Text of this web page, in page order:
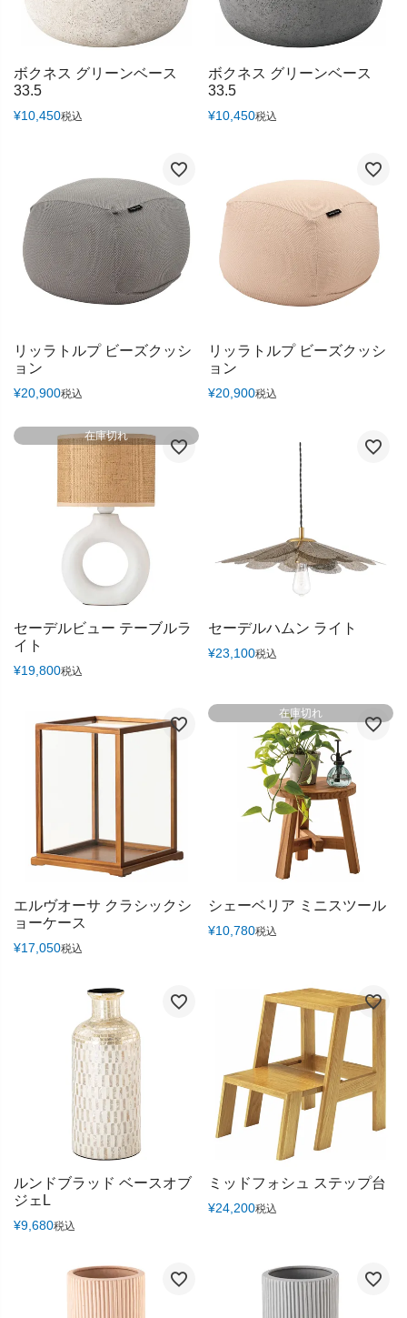
ボクネス グリーンベース
33.5
¥10,450税込
ボクネス グリーンベース
33.5
¥10,450税込
リッラトルプ ビーズクッシ
ョン
¥20,900税込
リッラトルプ ビーズクッシ
ョン
¥20,900税込
セーデルビュー テーブルラ
イト
¥19,800税込
在庫切れ
セーデルハムン ライト
¥23,100税込
エルヴオーサ クラシックシ
ョーケース
¥17,050税込
シェーベリア ミニスツール
¥10,780税込
在庫切れ
ルンドブラッド ベースオブ
ジェL
¥9,680税込
ミッドフォシュ ステップ台
¥24,200税込